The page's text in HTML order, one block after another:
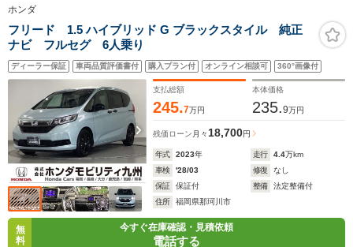
ホンダ
フリード 1.5 ハイブリッド G ブラックスタイル 純正
ナビ フルセグ 6人乗り
ディーラー保証 車両品質評価書付 購入プラン付 オンライン相談可 360°画像付
支払総額
245.7万円
本体価格
235.9万円
残価ローン 月々 18,700円
年式 2023年 走行 4.4万km
車検
'28/03 修復
なし
保証
保証付 整備
法定整備付
住所
福岡県那珂川市
無
料
今すぐ在庫確認・見積依頼
電話する